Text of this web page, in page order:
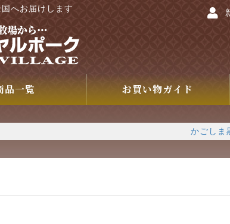
へお届けします
品一覧 お買い物ガイド
かごしま